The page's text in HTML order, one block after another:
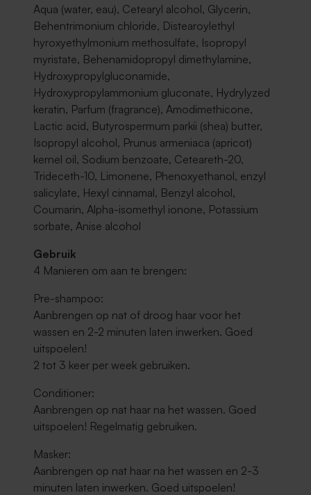
Aqua (water, eau), Cetearyl alcohol, Glycerin,
Behentrimonium chloride, Distearoylethyl
hyroxyethylmonium methosulfate, Isopropyl
myristate, Behenamidopropyl dimethylamine,
Hydroxypropylgluconamide,
Hydroxypropylammonium gluconate, Hydrylyzed
keratin, Parfum (fragrance), Amodimethicone,
Lactic acid, Butyrospermum parkii (shea) butter,
Isopropyl alcohol, Prunus armeniaca (apricot)
kernel oil, Sodium benzoate, Ceteareth-20,
Trideceth-10, Limonene, Phenoxyethanol, enzyl
salicylate, Hexyl cinnamal, Benzyl alcohol,
Coumarin, Alpha-isomethyl ionone, Potassium
sorbate, Anise alcohol
Gebruik
4 Manieren om aan te brengen:
Pre-shampoo:
Aanbrengen op nat of droog haar voor het
wassen en 2-2 minuten laten inwerken. Goed
uitspoelen!
2 tot 3 keer per week gebruiken.
Conditioner:
Aanbrengen op nat haar na het wassen. Goed
uitspoelen! Regelmatig gebruiken.
Masker:
Aanbrengen op nat haar na het wassen en 2-3
minuten laten inwerken. Goed uitspoelen!